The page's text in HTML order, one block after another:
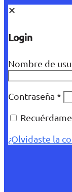
✕
Login
Nombre de
Contraseña *
Recuérdame
¿Olvidaste la